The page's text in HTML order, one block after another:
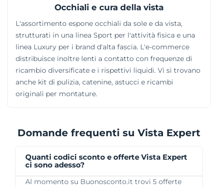
Occhiali e cura della vista
L'assortimento espone occhiali da sole e da vista,
strutturati in una linea Sport per l'attività fisica e una
linea Luxury per i brand d'alta fascia. L'e-commerce
distribuisce inoltre lenti a contatto con frequenze di
ricambio diversificate e i rispettivi liquidi. Vi si trovano
anche kit di pulizia, catenine, astucci e ricambi
originali per montature.
Domande frequenti su Vista Expert
Quanti codici sconto e offerte Vista Expert
ci sono adesso?
Al momento su Buonosconto.it trovi 5 offerte